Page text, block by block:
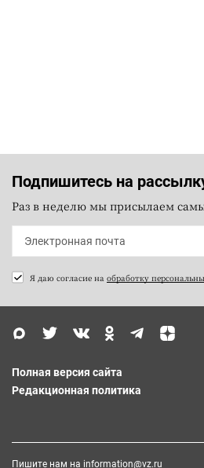
Подпишитесь на
Раз в неделю мы присылаем
Я даю согласие на обработку
Полная версия сайта
Редакционная политика
Пишите нам на information@vz.ru